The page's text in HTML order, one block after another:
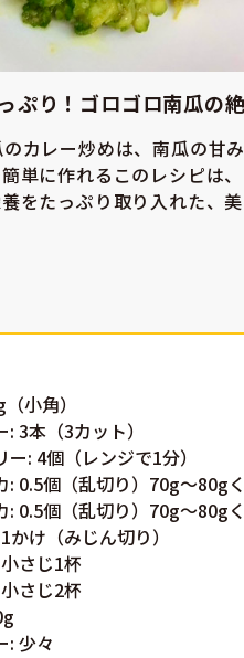
ぷり！ゴロゴロ南瓜の
カレー炒めは、南瓜の甘
単に作れるこのレシピは
をたっぷり取り入れた、
小角）
3本（3カット）
ー: 4個（レンジで1分）
: 0.5個（乱切り）70g〜80g
: 0.5個（乱切り）70g〜80g
かけ（みじん切り）
さじ1杯
さじ2杯
: 少々